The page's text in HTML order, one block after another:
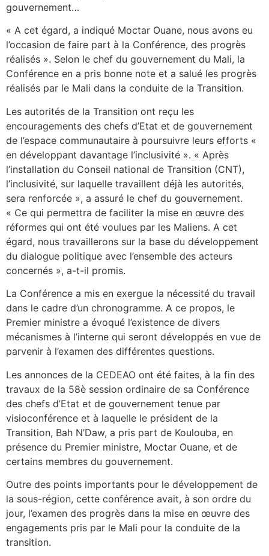
gouvernement…
« A cet égard, a indiqué Moctar Ouane, nous avons eu
l’occasion de faire part à la Conférence, des progrès
réalisés ». Selon le chef du gouvernement du Mali, la
Conférence en a pris bonne note et a salué les progrès
réalisés par le Mali dans la conduite de la Transition.
Les autorités de la Transition ont reçu les
encouragements des chefs d’Etat et de gouvernement
de l’espace communautaire à poursuivre leurs efforts «
en développant davantage l’inclusivité ». « Après
l’installation du Conseil national de Transition (CNT),
l’inclusivité, sur laquelle travaillent déjà les autorités,
sera renforcée », a assuré le chef du gouvernement.
« Ce qui permettra de faciliter la mise en œuvre des
réformes qui ont été voulues par les Maliens. A cet
égard, nous travaillerons sur la base du développement
du dialogue politique avec l’ensemble des acteurs
concernés », a-t-il promis.
La Conférence a mis en exergue la nécessité du travail
dans le cadre d’un chronogramme. A ce propos, le
Premier ministre a évoqué l’existence de divers
mécanismes à l’interne qui seront développés en vue de
parvenir à l’examen des différentes questions.
Les annonces de la CEDEAO ont été faites, à la fin des
travaux de la 58è session ordinaire de sa Conférence
des chefs d’Etat et de gouvernement tenue par
visioconférence et à laquelle le président de la
Transition, Bah N’Daw, a pris part de Koulouba, en
présence du Premier ministre, Moctar Ouane, et de
certains membres du gouvernement.
Outre des points importants pour le développement de
la sous-région, cette conférence avait, à son ordre du
jour, l’examen des progrès dans la mise en œuvre des
engagements pris par le Mali pour la conduite de la
transition.